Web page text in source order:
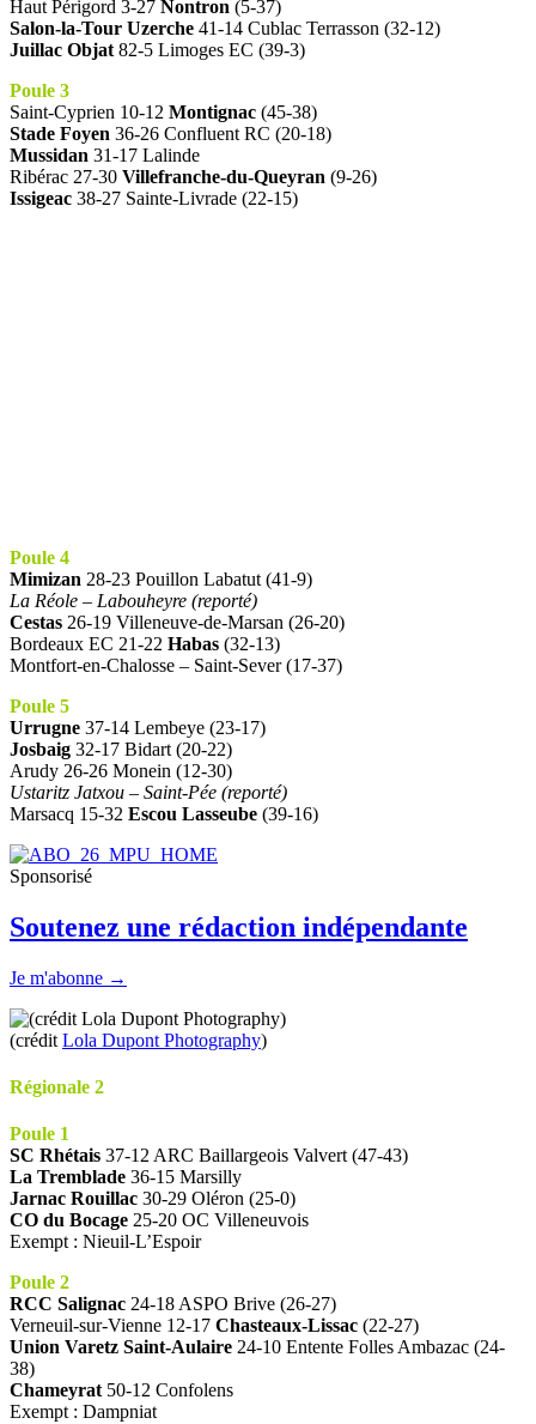
Haut Périgord 3-27 Nontron (5-37)
Salon-la-Tour Uzerche 41-14 Cublac Terrasson (32-12)
Juillac Objat 82-5 Limoges EC (39-3)
Poule 3
Saint-Cyprien 10-12 Montignac (45-38)
Stade Foyen 36-26 Confluent RC (20-18)
Mussidan 31-17 Lalinde
Ribérac 27-30 Villefranche-du-Queyran (9-26)
Issigeac 38-27 Sainte-Livrade (22-15)
Poule 4
Mimizan 28-23 Pouillon Labatut (41-9)
La Réole – Labouheyre (reporté)
Cestas 26-19 Villeneuve-de-Marsan (26-20)
Bordeaux EC 21-22 Habas (32-13)
Montfort-en-Chalosse – Saint-Sever (17-37)
Poule 5
Urrugne 37-14 Lembeye (23-17)
Josbaig 32-17 Bidart (20-22)
Arudy 26-26 Monein (12-30)
Ustaritz Jatxou – Saint-Pée (reporté)
Marsacq 15-32 Escou Lasseube (39-16)
Sponsorisé
Soutenez une rédaction indépendante
Je m'abonne →
(crédit Lola Dupont Photography)
Régionale 2
Poule 1
SC Rhétais 37-12 ARC Baillargeois Valvert (47-43)
La Tremblade 36-15 Marsilly
Jarnac Rouillac 30-29 Oléron (25-0)
CO du Bocage 25-20 OC Villeneuvois
Exempt : Nieuil-L’Espoir
Poule 2
RCC Salignac 24-18 ASPO Brive (26-27)
Verneuil-sur-Vienne 12-17 Chasteaux-Lissac (22-27)
Union Varetz Saint-Aulaire 24-10 Entente Folles Ambazac (24-
38)
Chameyrat50-12 Confolens
Exempt : Dampniat